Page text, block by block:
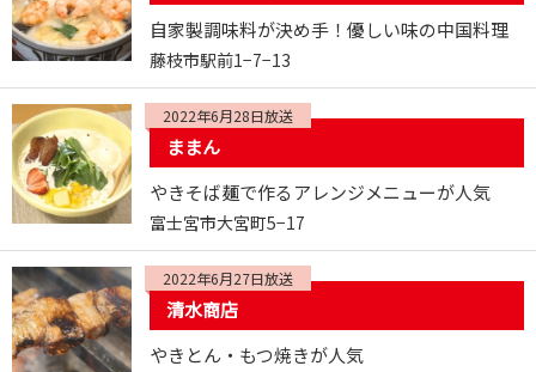
自家製調味料が決め手！優しい味の中国料理
藤枝市駅前1−7−13
2022年6月28日放送
ままん
やきそば麺で作るアレンジメニューが人気
富士宮市大宮町5−17
2022年6月27日放送
清水商店
やきとん・もつ焼きが人気